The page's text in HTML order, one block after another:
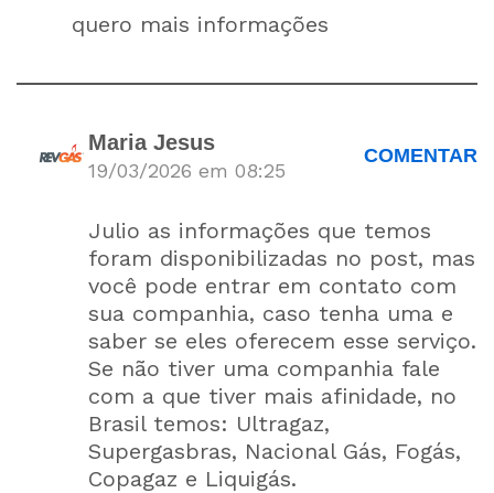
quero mais informações
Maria Jesus
19/03/2026 em 08:25
COMENTAR
Julio as informações que temos
foram disponibilizadas no post, mas
você pode entrar em contato com
sua companhia, caso tenha uma e
saber se eles oferecem esse serviço.
Se não tiver uma companhia fale
com a que tiver mais afinidade, no
Brasil temos: Ultragaz,
Supergasbras, Nacional Gás, Fogás,
Copagaz e Liquigás.